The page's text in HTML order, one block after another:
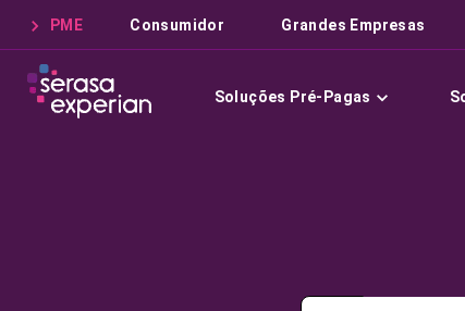
PME Consumidor Grandes Empresas
Soluções Pré-Pagas